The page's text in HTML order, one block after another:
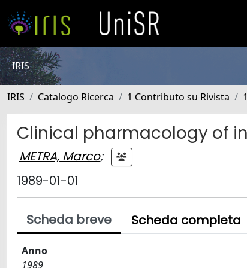
IRIS
IRIS Catalogo Ricerca 1 Contributo su Rivista
Clinical pharmacology of
METRA, Marco;
1989-01-01
Scheda breve Scheda completa
Anno
1989